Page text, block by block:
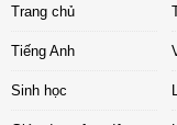
Trang chủ
Tiếng Anh
Sinh học